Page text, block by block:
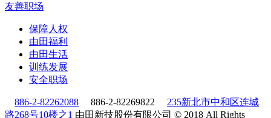
友善职场
保障人权
由田福利
由田生活
训练发展
安全职场
886-2-82262088 886-2-82269822
235新北市中和区连城
路268号10楼之1 由田新技股份有限公司 © 2018 All Rights